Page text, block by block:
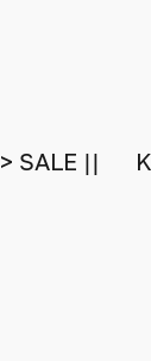
> SALE ||